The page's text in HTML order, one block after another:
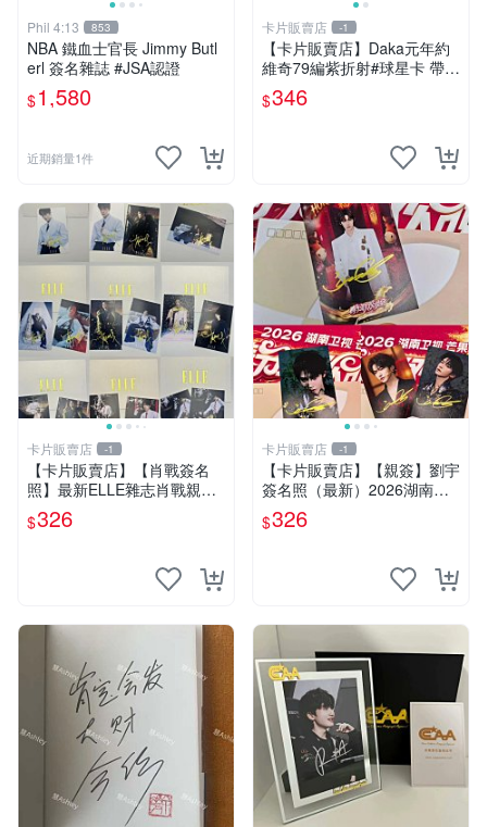
Phil 4:13 853
NBA 鐵血士官長 Jimmy Butl
erl 簽名雜誌 #JSA認證
$1,580
近期銷量1件
卡片販賣店 -1
【卡片販賣店】Daka元年約
維奇79編紫折射#球星卡 帶編
皇家馬德里 法
$346
卡片販賣店 -1
【卡片販賣店】【肖戰簽名
照】最新ELLE雜志肖戰親筆
簽名照 肖戰親簽保真可
$326
卡片販賣店 -1
【卡片販賣店】【親簽】劉宇
簽名照（最新）2026湖南衛
視春節聯歡晚會劉宇親
$326